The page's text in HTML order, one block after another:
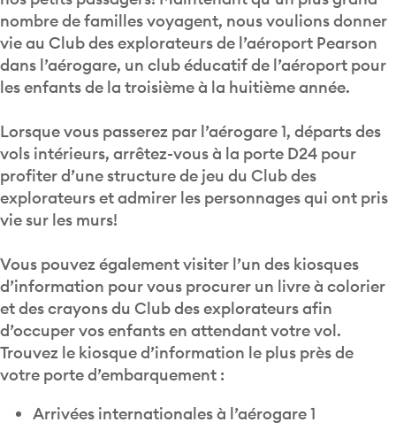
nombre de familles voyagent, nous voulions donner
vie au Club des explorateurs de l’aéroport Pearson
dans l’aérogare, un club éducatif de l’aéroport pour
les enfants de la troisième à la huitième année.
Lorsque vous passerez par l’aérogare 1, départs des
vols intérieurs, arrêtez-vous à la porte D24 pour
profiter d’une structure de jeu du Club des
explorateurs et admirer les personnages qui ont pris
vie sur les murs!
Vous pouvez également visiter l’un des kiosques
d’information pour vous procurer un livre à colorier
et des crayons du Club des explorateurs afin
d’occuper vos enfants en attendant votre vol.
Trouvez le kiosque d’information le plus près de
votre porte d’embarquement :
Arrivées internationales à l’aérogare 1